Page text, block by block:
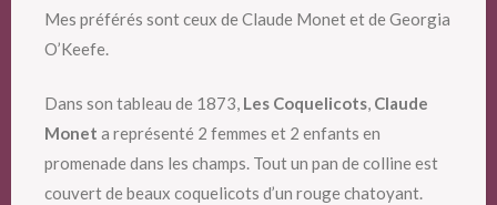
Mes préférés sont ceux de Claude Monet et de Georgia
O’Keefe.
Dans son tableau de 1873, Les Coquelicots, Claude
Monet a représenté 2 femmes et 2 enfants en
promenade dans les champs. Tout un pan de colline est
couvert de beaux coquelicots d’un rouge chatoyant.